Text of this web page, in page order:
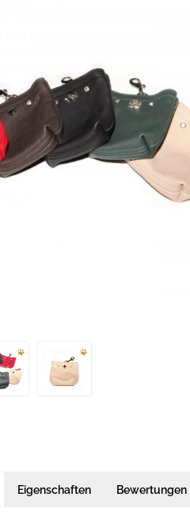
Eigenschaften Bewertungen